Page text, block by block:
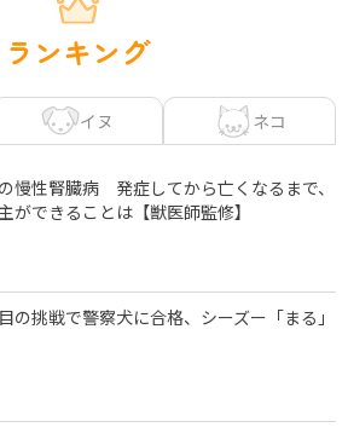
ランキング
イヌ ネコ
慢性腎臓病 発症してから亡くなるまで、
ができることは【獣医師監修】
の挑戦で警察犬に合格、シーズー「まる」